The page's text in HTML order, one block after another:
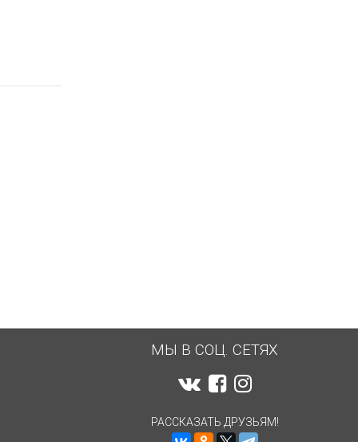
МЫ В СОЦ. СЕТЯХ
РАССКАЗАТЬ ДРУЗЬЯМ!